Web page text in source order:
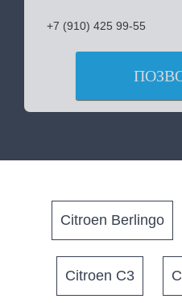
+7 (910) 425 99-55
Citroen Berlingo
Citroen C3